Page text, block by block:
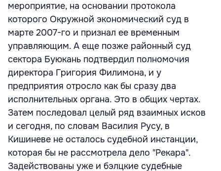
мероприятие, на основании протокола
которого Окружной экономический суд в
марте 2007-го и признал ее временным
управляющим. А еще позже районный суд
сектора Буюкань подтвердил полномочия
директора Григория Филимона, и у
предприятия отросло как бы сразу два
исполнительных органа. Это в общих чертах.
Затем последовал целый ряд взаимных исков
и сегодня, по словам Василия Русу, в
Кишиневе не осталось судебной инстанции,
которая бы не рассмотрела дело "Рекара".
Задействованы уже и бэлцкие судебные